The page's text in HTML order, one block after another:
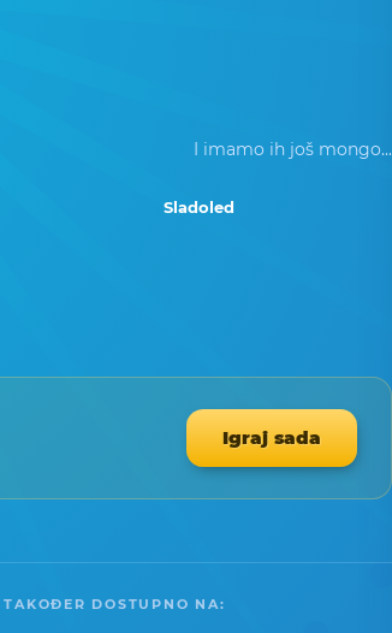
I imamo ih još mongo...
Sladoled
Igraj sada
TAKOĐER DOSTUPNO NA: